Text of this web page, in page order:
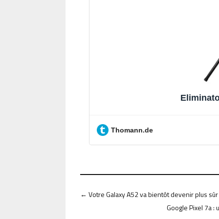
Thomann.de
←Votre Galaxy A52 va bientôt devenir plus
Google Pixel 7a